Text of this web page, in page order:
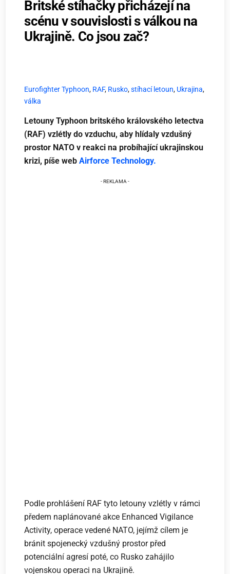
Britské stíhačky přicházejí na
scénu v souvislosti s válkou na
Ukrajině. Co jsou zač?
Eurofighter Typhoon, RAF, Rusko,stíhací letoun, Ukrajina,
válka
Letouny Typhoon britského královského letectva
(RAF) vzlétly do vzduchu, aby hlídaly vzdušný
prostor NATO v reakci na probíhající ukrajinskou
krizi, píše webAirforce Technology.
Podle prohlášení RAF tyto letouny vzlétly v rámci
předem naplánované akce Enhanced Vigilance
Activity, operace vedené NATO, jejímž cílem je
bránit spojenecký vzdušný prostor před
potenciální agresí poté, co Rusko zahájilo
vojenskou operaci na Ukrajině.